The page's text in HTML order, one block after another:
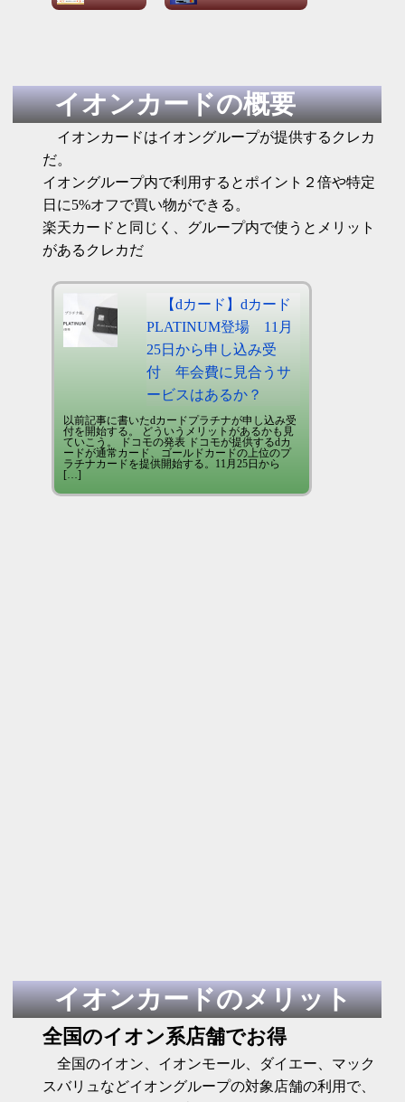
イオンカードの概要
イオンカードはイオングループが提供するクレカ
だ。
イオングループ内で利用するとポイント２倍や特定
日に5%オフで買い物ができる。
楽天カードと同じく、グループ内で使うとメリット
があるクレカだ
【dカード】dカード
PLATINUM登場 11月
25日から申し込み受
付 年会費に見合うサ
ービスはあるか？
以前記事に書いたdカードプラチナが申し込み受
付を開始する。 どういうメリットがあるかも見
ていこう。 ドコモの発表 ドコモが提供するdカ
ードが通常カード、ゴールドカードの上位のプ
ラチナカードを提供開始する。11月25日から
[…]
イオンカードのメリット
全国のイオン系店舗でお得
全国のイオン、イオンモール、ダイエー、マック
スバリュなどイオングループの対象店舗の利用で、